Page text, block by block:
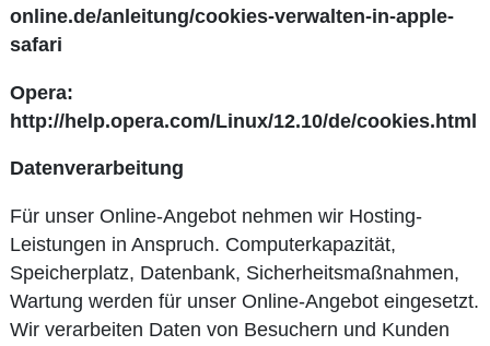
online.de/anleitung/cookies-verwalten-in-apple-
safari
Opera:
http://help.opera.com/Linux/12.10/de/cookies.html
Datenverarbeitung
Für unser Online-Angebot nehmen wir Hosting-
Leistungen in Anspruch. Computerkapazität,
Speicherplatz, Datenbank, Sicherheitsmaßnahmen,
Wartung werden für unser Online-Angebot eingesetzt.
Wir verarbeiten Daten von Besuchern und Kunden